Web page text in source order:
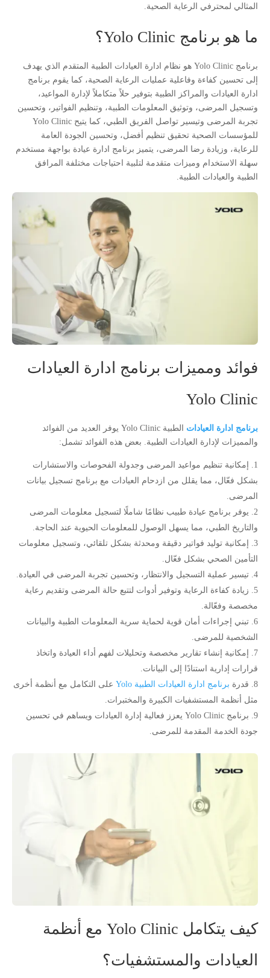
المثالي لمحترفي الرعاية الصحية.
ما هو برنامج Yolo Clinic؟
برنامج Yolo Clinic هو نظام ادارة العيادات الطبية المتقدم الذي يهدف
إلى تحسين كفاءة وفاعلية عمليات الرعاية الصحية، كما يقوم برنامج
ادارة العيادات والمراكز الطبية بتوفير حلاً متكاملاً لإدارة المواعيد،
وتسجيل المرضى، وتوثيق المعلومات الطبية، وتنظيم الفواتير، وتحسين
تجربة المرضى وتيسير تواصل الفريق الطبي، كما يتيح Yolo Clinic
للمؤسسات الصحية تحقيق تنظيم أفضل، وتحسين الجودة العامة
للرعاية، وزيادة رضا المرضى، يتميز برنامج ادارة عيادة بواجهة مستخدم
سهلة الاستخدام وميزات متقدمة لتلبية احتياجات مختلفة المرافق
الطبية والعيادات الطبية.
فوائد ومميزات برنامج ادارة العيادات
Yolo Clinic
برنامج ادارة العيادات
الطبية Yolo Clinic يوفر العديد من الفوائد
والمميزات لإدارة العيادات الطبية. بعض هذه الفوائد تشمل:
إمكانية تنظيم مواعيد المرضى وجدولة الفحوصات والاستشارات
بشكل فعّال، مما يقلل من ازدحام العيادات مع برنامج تسجيل بيانات
المرضى.
يوفر برنامج عيادة طبيب نظامًا شاملًا لتسجيل معلومات المرضى
والتاريخ الطبي، مما يسهل الوصول للمعلومات الحيوية عند الحاجة.
إمكانية توليد فواتير دقيقة ومحدثة بشكل تلقائي، وتسجيل معلومات
التأمين الصحي بشكل فعّال.
تيسير عملية التسجيل والانتظار، وتحسين تجربة المرضى في العيادة.
زيادة كفاءة الرعاية وتوفير أدوات لتتبع حالة المرضى وتقديم رعاية
مخصصة وفعّالة.
تبني إجراءات أمان قوية لحماية سرية المعلومات الطبية والبيانات
الشخصية للمرضى.
إمكانية إنشاء تقارير مخصصة وتحليلات لفهم أداء العيادة واتخاذ
قرارات إدارية استنادًا إلى البيانات.
قدرة برنامج ادارة العيادات الطبية Yolo
على التكامل مع أنظمة أخرى
مثل أنظمة المستشفيات الكبيرة والمختبرات.
برنامج Yolo Clinic يعزز فعالية إدارة العيادات ويساهم في تحسين
جودة الخدمة المقدمة للمرضى.
كيف يتكامل Yolo Clinic مع أنظمة
العيادات والمستشفيات؟